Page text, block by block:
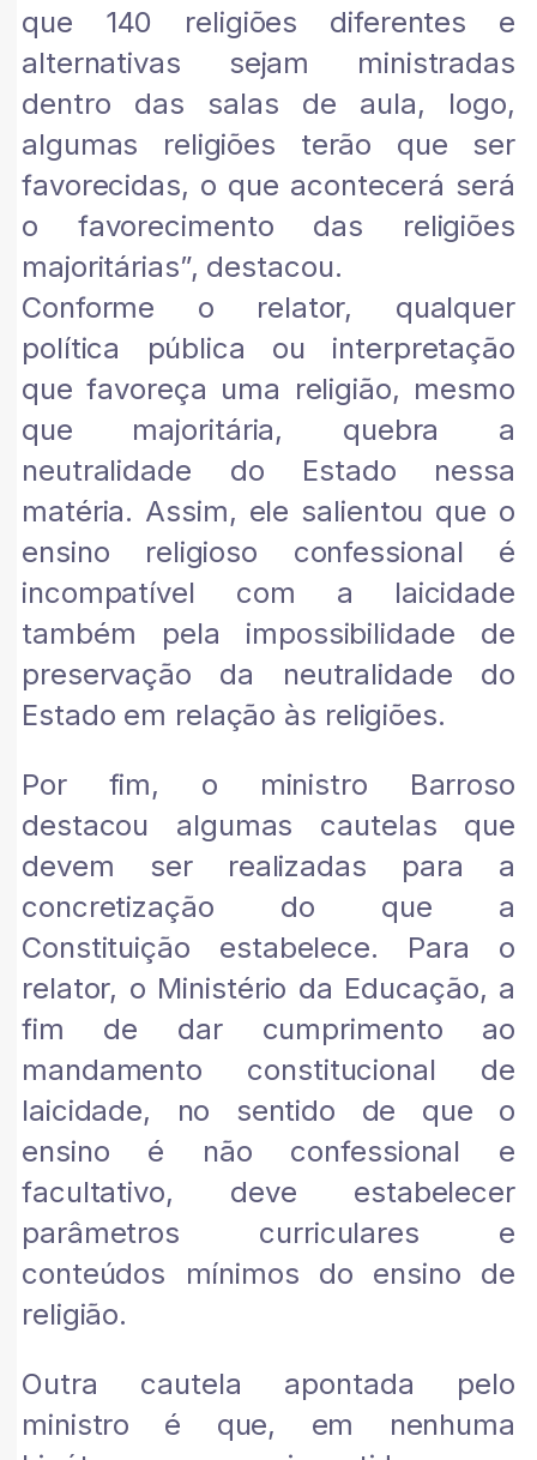
que 140 religiões diferentes e
alternativas sejam ministradas
dentro das salas de aula, logo,
algumas religiões terão que ser
favorecidas, o que acontecerá será
o favorecimento das religiões
majoritárias”, destacou.
Conforme o relator, qualquer
política pública ou interpretação
que favoreça uma religião, mesmo
que majoritária, quebra a
neutralidade do Estado nessa
matéria. Assim, ele salientou que o
ensino religioso confessional é
incompatível com a laicidade
também pela impossibilidade de
preservação da neutralidade do
Estado em relação às religiões.
Por fim, o ministro Barroso
destacou algumas cautelas que
devem ser realizadas para a
concretização do que a
Constituição estabelece. Para o
relator, o Ministério da Educação, a
fim de dar cumprimento ao
mandamento constitucional de
laicidade, no sentido de que o
ensino é não confessional e
facultativo, deve estabelecer
parâmetros curriculares e
conteúdos mínimos do ensino de
religião.
Outra cautela apontada pelo
ministro é que, em nenhuma